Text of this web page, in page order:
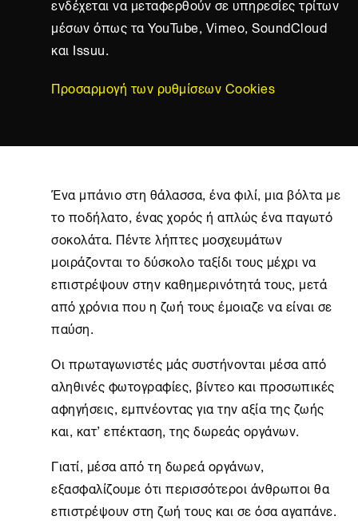
μέσων όπως τα YouTube, Vimeo, SoundCloud
και Issuu.
Προσαρμογή των ρυθμίσεων Cookies
Ένα μπάνιο στη θάλασσα, ένα φιλί, μια βόλτα με
το ποδήλατο, ένας χορός ή απλώς ένα παγωτό
σοκολάτα. Πέντε λήπτες μοσχευμάτων
μοιράζονται το δύσκολο ταξίδι τους μέχρι να
επιστρέψουν στην καθημερινότητά τους, μετά
από χρόνια που η ζωή τους έμοιαζε να είναι σε
παύση.
Οι πρωταγωνιστές μάς συστήνονται μέσα από
αληθινές φωτογραφίες, βίντεο και προσωπικές
αφηγήσεις, εμπνέοντας για την αξία της ζωής
και, κατ’ επέκταση, της δωρεάς οργάνων.
Γιατί, μέσα από τη δωρεά οργάνων,
εξασφαλίζουμε ότι περισσότεροι άνθρωποι θα
επιστρέψουν στη ζωή τους και σε όσα αγαπάνε.